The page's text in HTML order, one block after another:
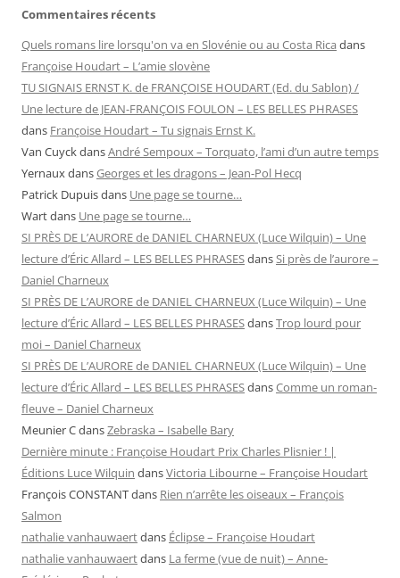
Commentaires récents
Quels romans lire lorsqu'on va en Slovénie ou au Costa Rica dans
Françoise Houdart – L’amie slovène
TU SIGNAIS ERNST K. de FRANÇOISE HOUDART (Ed. du Sablon) /
Une lecture de JEAN-FRANÇOIS FOULON – LES BELLES PHRASES
dans Françoise Houdart – Tu signais Ernst K.
Van CuyckdansAndré Sempoux – Torquato, l’ami d’un autre temps
YernauxdansGeorges et les dragons – Jean-Pol Hecq
Patrick Dupuisdans Une page se tourne…
Wartdans Une page se tourne…
SI PRÈS DE L’AURORE de DANIEL CHARNEUX (Luce Wilquin) – Une
lecture d’Éric Allard – LES BELLES PHRASESdansSi près de l’aurore –
Daniel Charneux
SI PRÈS DE L’AURORE de DANIEL CHARNEUX (Luce Wilquin) – Une
lecture d’Éric Allard – LES BELLES PHRASESdansTrop lourd pour
moi – Daniel Charneux
SI PRÈS DE L’AURORE de DANIEL CHARNEUX (Luce Wilquin) – Une
lecture d’Éric Allard – LES BELLES PHRASESdansComme un roman-
fleuve – Daniel Charneux
Meunier CdansZebraska – Isabelle Bary
Dernière minute : Françoise Houdart Prix Charles Plisnier ! |
Éditions Luce Wilquin dansVictoria Libourne – Françoise Houdart
François CONSTANTdans Rien n’arrête les oiseaux – François
Salmon
nathalie vanhauwaertdans Éclipse – Françoise Houdart
nathalie vanhauwaertdans La ferme (vue de nuit) – Anne-